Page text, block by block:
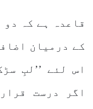
قاعدہ ہے کہ
کے درمیان
اس لئے ’’لبِ
اگر درست